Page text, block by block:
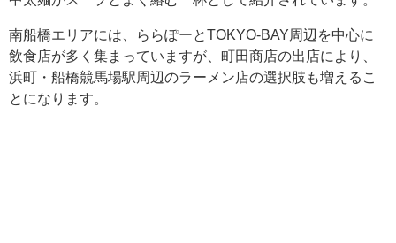
南船橋エリアには、ららぽーとTOKYO-BAY周辺を中心に
飲食店が多く集まっていますが、町田商店の出店により、
浜町・船橋競馬場駅周辺のラーメン店の選択肢も増えるこ
とになります。